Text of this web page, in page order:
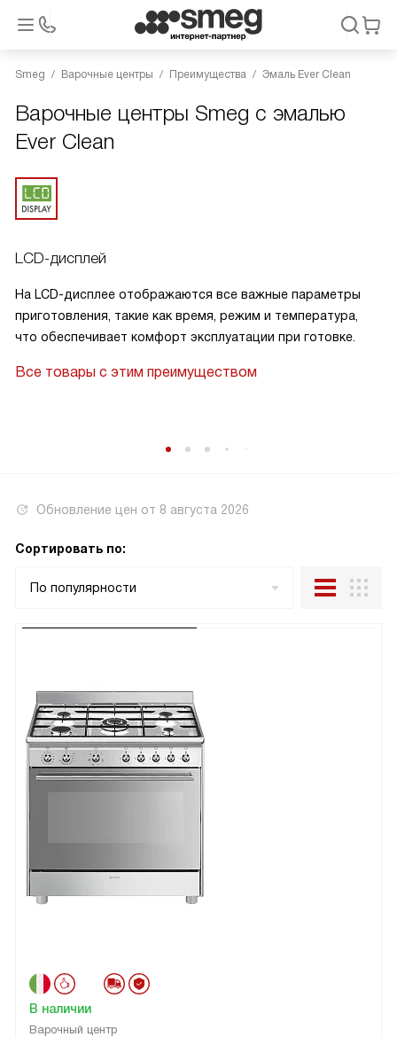
Smeg Варочные центры Преимущества Эмаль Ever Clean
Варочные центры Smeg с эмалью
Ever Clean
LCD-дисплей
На LCD-дисплее отображаются все важные параметры
приготовления, такие как время, режим и температура,
что обеспечивает комфорт эксплуатации при готовке.
Все товары с этим преимуществом
Обновление цен от 8 августа 2026
Сортировать по:
По популярности
Варочный центр
В наличии